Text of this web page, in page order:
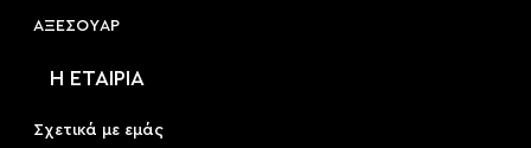
ΑΞΕΣΟΥAΡ
Η ΕΤΑΙΡΙΑ
Σχετικά με εμάς